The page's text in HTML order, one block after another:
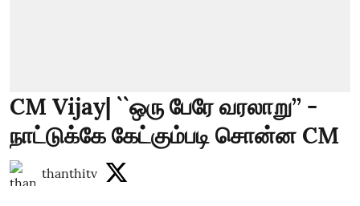
CM Vijay| ``ஒரு பேரே வரலாறு’’ -
நாட்டுக்கே கேட்கும்படி சொன்ன CM
thanthitv